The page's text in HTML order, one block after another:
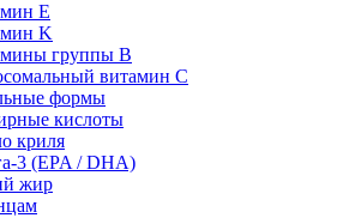
E
K
группы B
витамин C
формы
кислоты
криля
3 (EPA / DHA)
жир